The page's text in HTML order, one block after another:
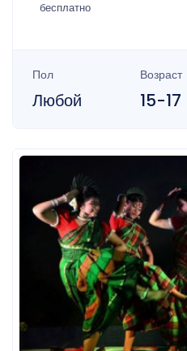
бесплатно
Пол
Любой
Возраст
15-17